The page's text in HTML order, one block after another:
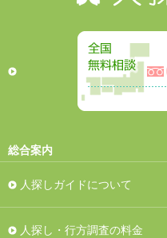
総合案内
人探しガイドについて
人探し・行方調査の料金